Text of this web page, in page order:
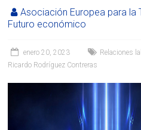
Asociación Europea para la
Futuro económico
enero 20, 2023 Relaciones
Ricardo Rodríguez Contreras